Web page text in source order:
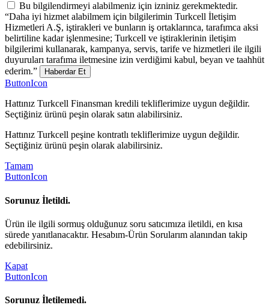
Bu bilgilendirmeyi alabilmeniz için izniniz gerekmektedir.
“Daha iyi hizmet alabilmem için bilgilerimin Turkcell İletişim
Hizmetleri A.Ş, iştirakleri ve bunların iş ortaklarınca, tarafımca aksi
belirtiline kadar işlenmesine; Turkcell ve iştiraklerinin iletişim
bilgilerimi kullanarak, kampanya, servis, tarife ve hizmetleri ile ilgili
duyuruları tarafıma iletmesine izin verdiğimi kabul, beyan ve taahhüt
ederim.”
Haberdar Et
ButtonIcon
Hattınız Turkcell Finansman kredili tekliflerimize uygun değildir.
Seçtiğiniz ürünü peşin olarak satın alabilirsiniz.
Hattınız Turkcell peşine kontratlı tekliflerimize uygun değildir.
Seçtiğiniz ürünü peşin olarak alabilirsiniz.
Tamam
ButtonIcon
Sorunuz İletildi.
Ürün ile ilgili sormuş olduğunuz soru satıcımıza iletildi, en kısa
sürede yanıtlanacaktır. Hesabım-Ürün Sorularım alanından takip
edebilirsiniz.
Kapat
ButtonIcon
Sorunuz İletilemedi.